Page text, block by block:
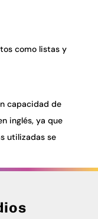
como listas y
capacidad de
inglés, ya que
utilizadas se